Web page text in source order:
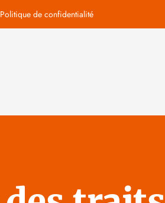
Politique de confidentialité